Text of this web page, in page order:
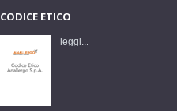
CODICE ETICO
leggi...